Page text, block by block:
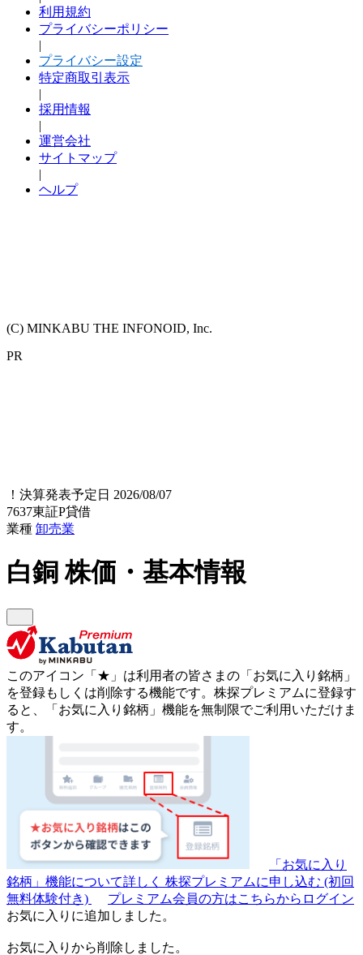
利用規約
プライバシーポリシー
|
プライバシー設定
特定商取引表示
|
採用情報
|
運営会社
サイトマップ
|
ヘルプ
(C) MINKABU THE INFONOID, Inc.
PR
！ 決算発表予定日 2026/08/07
7637東証P貸借
業種 卸売業
白銅株価・基本情報
このアイコン 「★」 は利用者の皆さまの 「お気に入り銘柄」
を登録もしくは削除する機能です。 株探プレミアムに登録す
ると、「お気に入り銘柄」機能を無制限でご利用いただけま
す。
「お気に入り
銘柄」機能について詳しく 株探プレミアムに申し込む (初回
無料体験付き)
プレミアム会員の方はこちらからログイン
お気に入りに追加しました。
お気に入りから削除しました。